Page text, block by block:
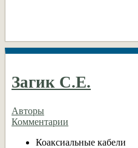
Загик С.Е.
Авторы
Комментарии
Коаксиальные кабели